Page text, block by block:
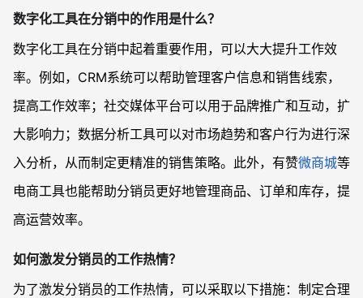
数字化工具在分销中的作用是什么？
数字化工具在分销中起着重要作用，可以大大提升工作效
率。例如，CRM系统可以帮助管理客户信息和销售线索，
提高工作效率；社交媒体平台可以用于品牌推广和互动，扩
大影响力；数据分析工具可以对市场趋势和客户行为进行深
入分析，从而制定更精准的销售策略。此外，有赞微商城等
电商工具也能帮助分销员更好地管理商品、订单和库存，提
高运营效率。
如何激发分销员的工作热情？
为了激发分销员的工作热情，可以采取以下措施：制定合理